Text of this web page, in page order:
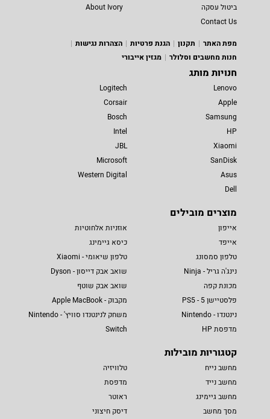
ביטול עסקה
About Ivory
Contact Us
מפת האתר
תקנון הגנת פרטיות
הצהרות נגישות
חנות מחשבים וסלולר
מגזין אייבורי
חנויות מותג
Lenovo
Apple
Samsung
HP
Xiaomi
SanDisk
Asus
Dell
Logitech
Corsair
Bosch
Intel
JBL
Microsoft
Western Digital
מוצרים מובילים
אייפון
אייפד
טלפון סמסונג
נינג'ה גריל - Ninja
מכונת קפה
פלסטיישן 5 - PS5
נינטנדו - Nintendo
מדפסת HP
אוזניות אלחוטיות
כיסא גיימינג
טלפון שיאומי - Xiaomi
שואב אבק דייסון - Dyson
שואב אבק שוטף
מקבוק - Apple MacBook
משחק לנינטנדו סוויץ' - Nintendo
Switch
קטגוריות מובילות
מחשב נייח
מחשב נייד
מחשב גיימינג
מסך מחשב
טלוויזיה
מדפסת
ראוטר
דיסק חיצוני